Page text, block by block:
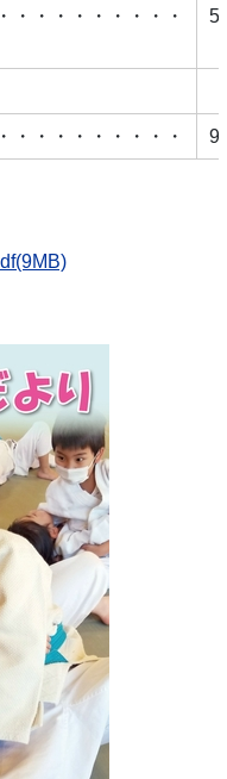
・・・・・・・・・ 5
・・・・・・・・・ 9